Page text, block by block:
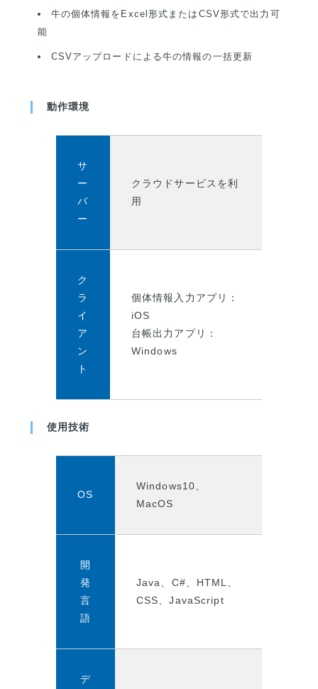
牛の個体情報をExcel形式またはCSV形式で出力可
能
CSVアップロードによる牛の情報の一括更新
動作環境
サ
ー
バ
ー
クラウドサービスを利
用
ク
ラ
イ
ア
ン
ト
個体情報入力アプリ：
iOS
台帳出力アプリ：
Windows
使用技術
OS
Windows10、
MacOS
開
発
言
語
Java、C#、HTML、
CSS、JavaScript
デ